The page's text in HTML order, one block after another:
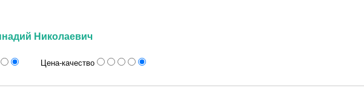
Николаевич
Цена-качество